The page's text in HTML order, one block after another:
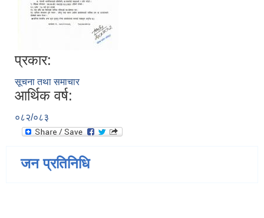
प्रकार:
सूचना तथा समाचार
आर्थिक वर्ष:
०८२/०८३
जन प्रतिनिधि